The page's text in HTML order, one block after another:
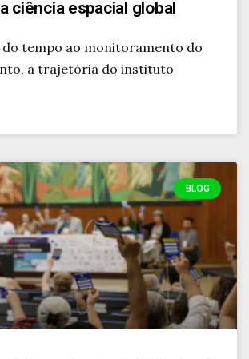
ciência espacial global
do tempo ao monitoramento do
a trajetória do instituto
BLOG